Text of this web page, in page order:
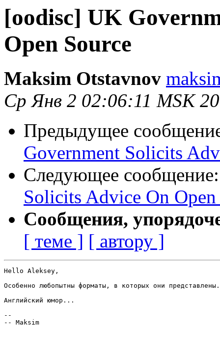
[oodisc] UK
Open Source
Maksim Otstavnov
Ср Янв 2 02:06:11 MSK
Предыдущее
Government Solicits
Следующее
Solicits Advice On Open
Сообщения,
[ теме ] [ автору ]
Hello Aleksey,
Особенно любопытны форматы, в которых они представлены.
Английский юмор...
--
-- Maksim